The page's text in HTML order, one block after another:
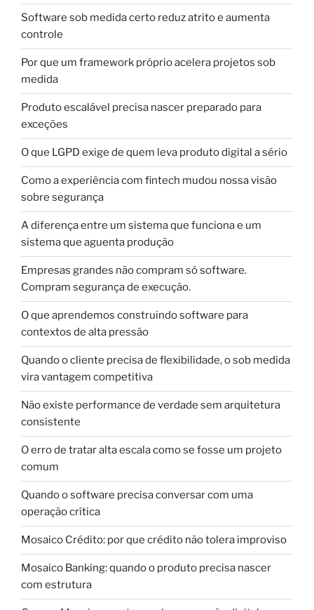
Software sob medida certo reduz atrito e aumenta
controle
Por que um framework próprio acelera projetos sob
medida
Produto escalável precisa nascer preparado para
exceções
O que LGPD exige de quem leva produto digital a sério
Como a experiência com fintech mudou nossa visão
sobre segurança
A diferença entre um sistema que funciona e um
sistema que aguenta produção
Empresas grandes não compram só software.
Compram segurança de execução.
O que aprendemos construindo software para
contextos de alta pressão
Quando o cliente precisa de flexibilidade, o sob medida
vira vantagem competitiva
Não existe performance de verdade sem arquitetura
consistente
O erro de tratar alta escala como se fosse um projeto
comum
Quando o software precisa conversar com uma
operação crítica
Mosaico Crédito: por que crédito não tolera improviso
Mosaico Banking: quando o produto precisa nascer
com estrutura